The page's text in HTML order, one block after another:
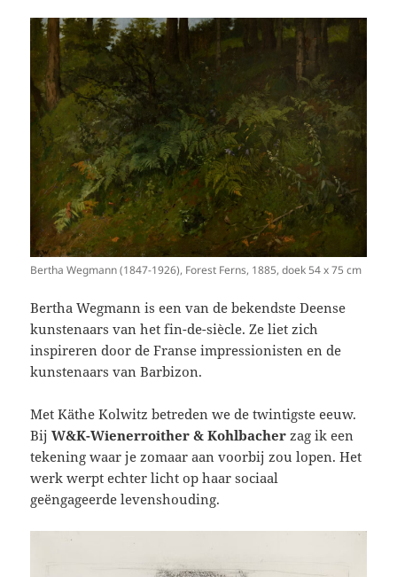
Bertha Wegmann (1847-1926), Forest Ferns, 1885, doek 54 x 75 cm
Bertha Wegmann is een van de bekendste Deense
kunstenaars van het fin-de-siècle. Ze liet zich
inspireren door de Franse impressionisten en de
kunstenaars van Barbizon.
Met Käthe Kolwitz betreden we de twintigste eeuw.
BijW&K-Wienerroither & Kohlbacherzag ik een
tekening waar je zomaar aan voorbij zou lopen. Het
werk werpt echter licht op haar sociaal
geëngageerde levenshouding.